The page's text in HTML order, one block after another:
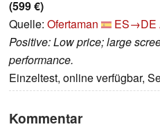
(599 €)
Quelle: Ofertaman ES→DE
Positive: Low price; large
performance.
Einzeltest, online verfügbar,
Kommentar